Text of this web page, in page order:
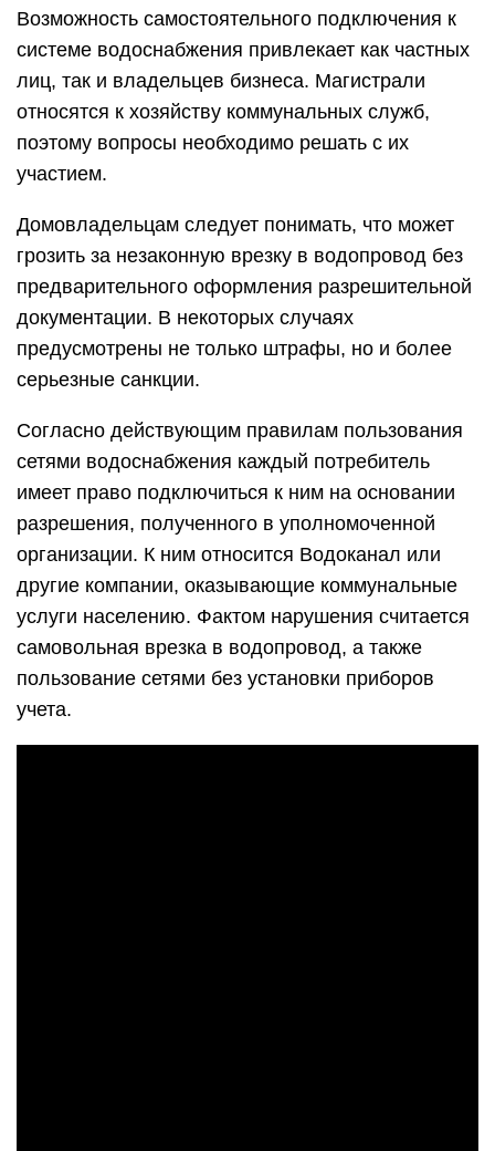
Возможность самостоятельного подключения к
системе водоснабжения привлекает как частных
лиц, так и владельцев бизнеса. Магистрали
относятся к хозяйству коммунальных служб,
поэтому вопросы необходимо решать с их
участием.
Домовладельцам следует понимать, что может
грозить за незаконную врезку в водопровод без
предварительного оформления разрешительной
документации. В некоторых случаях
предусмотрены не только штрафы, но и более
серьезные санкции.
Согласно действующим правилам пользования
сетями водоснабжения каждый потребитель
имеет право подключиться к ним на основании
разрешения, полученного в уполномоченной
организации. К ним относится Водоканал или
другие компании, оказывающие коммунальные
услуги населению. Фактом нарушения считается
самовольная врезка в водопровод, а также
пользование сетями без установки приборов
учета.